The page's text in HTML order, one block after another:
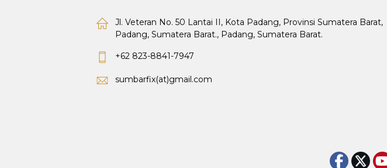
Jl. Veteran No. 50 Lantai II, Kota Padang, Provinsi Sumatera Barat,
Padang, Sumatera Barat., Padang, Sumatera Barat.
+62 823-8841-7947
sumbarfix(at)gmail.com